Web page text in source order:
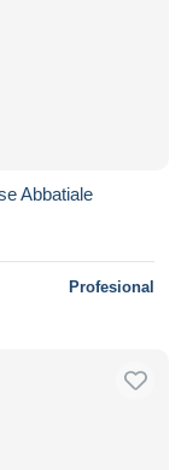
Abbatiale
Profesional